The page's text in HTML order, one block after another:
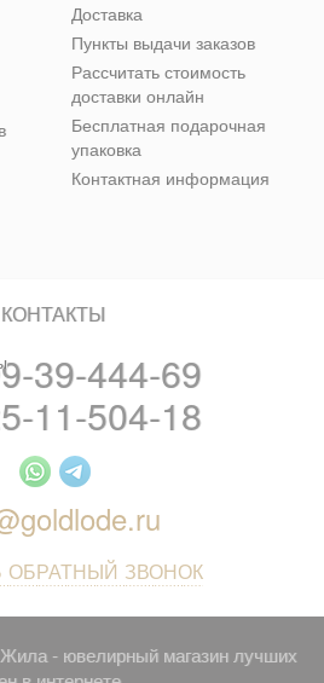
Доставка
Пункты выдачи заказов
Рассчитать стоимость
доставки онлайн
Бесплатная подарочная
упаковка
Контактная информация
КОНТАКТЫ
39-444-69
11-504-18
ОБРАТНЫЙ ЗВОНОК
- ювелирный магазин лучших